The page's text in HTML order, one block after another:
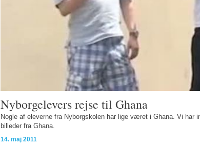
Nyborgelevers rejse til Ghana
Nogle af eleverne fra Nyborgskolen har lige været i Ghana. Vi
billeder fra Ghana.
14. maj 2011